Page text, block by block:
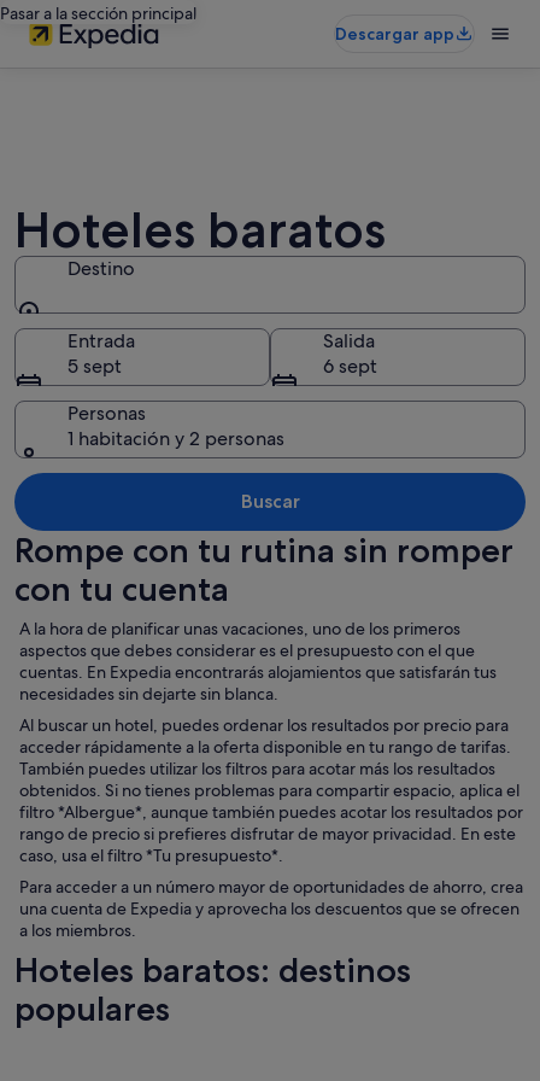
Pasar a la sección principal
Descargar app
Hoteles baratos
Destino
Destino
Entrada
5 sept
Salida
6 sept
Personas
1 habitación y 2 personas
Buscar
Rompe con tu rutina sin romper
con tu cuenta
A la hora de planificar unas vacaciones, uno de los primeros
aspectos que debes considerar es el presupuesto con el que
cuentas. En Expedia encontrarás alojamientos que satisfarán tus
necesidades sin dejarte sin blanca.
Al buscar un hotel, puedes ordenar los resultados por precio para
acceder rápidamente a la oferta disponible en tu rango de tarifas.
También puedes utilizar los filtros para acotar más los resultados
obtenidos. Si no tienes problemas para compartir espacio, aplica el
filtro *Albergue*, aunque también puedes acotar los resultados por
rango de precio si prefieres disfrutar de mayor privacidad. En este
caso, usa el filtro *Tu presupuesto*.
Para acceder a un número mayor de oportunidades de ahorro, crea
una cuenta de Expedia y aprovecha los descuentos que se ofrecen
a los miembros.
Hoteles baratos: destinos
populares